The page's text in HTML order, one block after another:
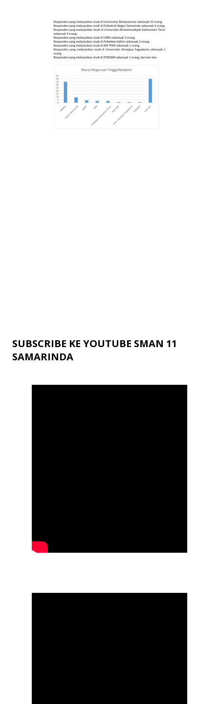
SUBSCRIBE KE YOUTUBE SMAN 11
SAMARINDA